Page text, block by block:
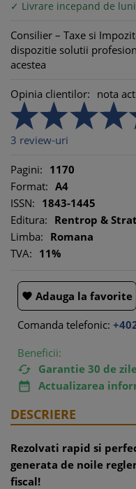
✓ Livrare incepand de
Consilier – Taxe si
dispozitie solutii
acestea
Opinia clientilor: nota
3 review-uri
Pagini: 1170
Format: A4
ISSN: 1843-1445
Editura: Rentrop &
Limba: Romana
TVA: 11%
 Adauga la favorite
Comanda telefonic:
Beneficii:
 Garantie 30 de zile
 Actualizarea
DESCRIERE
Rezolvati rapid si
generata de noile
fiscal!